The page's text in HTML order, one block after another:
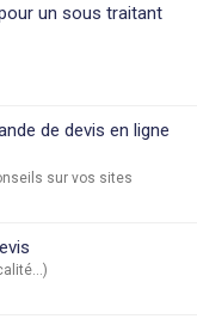
un sous traitant
de devis en ligne
sur vos sites